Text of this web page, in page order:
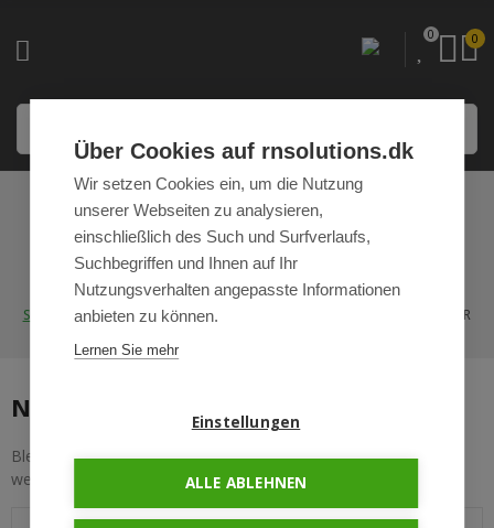
0 0
VERSCHIEDENE
ZUBEHÖR
STARTSEITE FESTER NIEDRIGPREIS VERSCHIEDENE ZUBEHÖR
Noch keine Produkte verfügbar
Bleiben Sie dran! Sobald weitere Produkte hinzugefügt wurden,
werden sie hier angezeigt.
Über Cookies auf rnsolutions.dk
Wir setzen Cookies ein, um die Nutzung
unserer Webseiten zu analysieren,
einschließlich des Such und Surfverlaufs,
Suchbegriffen und Ihnen auf Ihr
Nutzungsverhalten angepasste Informationen
anbieten zu können.
Lernen Sie mehr
Einstellungen
ALLE ABLEHNEN